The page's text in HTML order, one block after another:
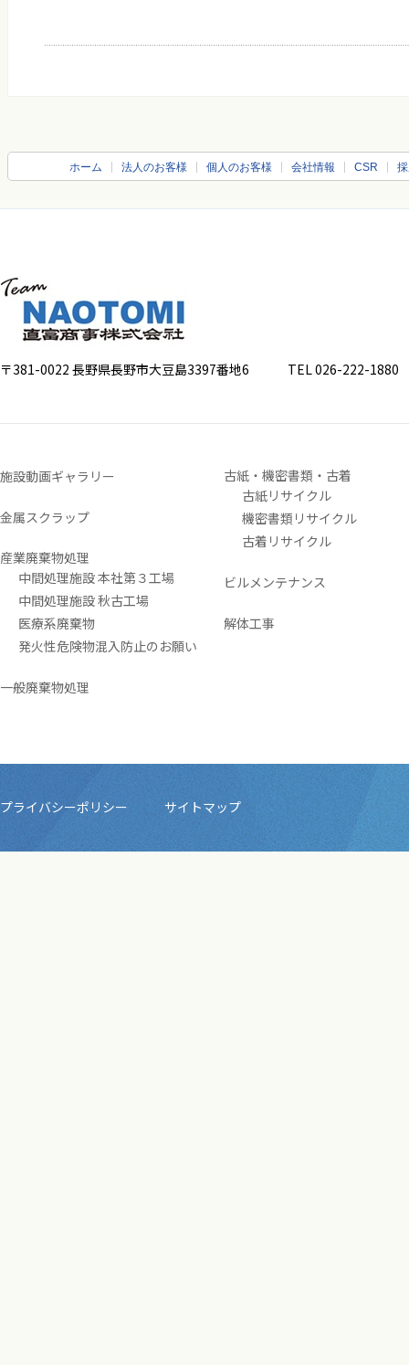
ホーム 法人のお客様 個人のお客様 会社情報 CSR
〒381-0022 長野県長野市大豆島3397番地6 TEL 026-222-1880
施設動画ギャラリー
金属スクラップ
産業廃棄物処理
中間処理施設 本社第３工場
中間処理施設 秋古工場
医療系廃棄物
発火性危険物混入防止のお願い
一般廃棄物処理
古紙・機密書類・古着
古紙リサイクル
機密書類リサイクル
古着リサイクル
ビルメンテナンス
解体工事
プライバシーポリシー サイトマップ